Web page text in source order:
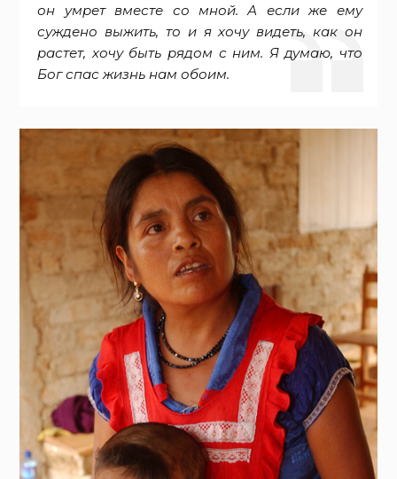
он умрет вместе со мной. А если же ему
суждено выжить, то и я хочу видеть, как он
растет, хочу быть рядом с ним. Я думаю, что
Бог спас жизнь нам обоим.